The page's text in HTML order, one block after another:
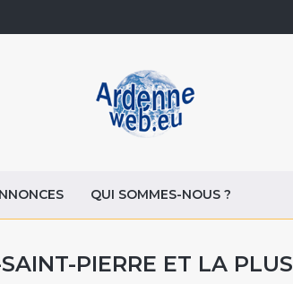
QUI SOMMES-NOUS ?
PIERRE ET LA PLUS